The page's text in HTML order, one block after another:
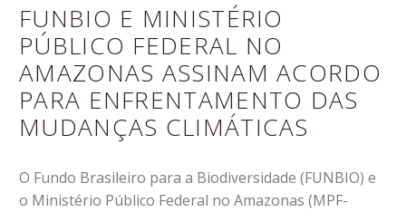
FUNBIO E MINISTÉRIO
PÚBLICO FEDERAL NO
AMAZONAS ASSINAM ACORDO
PARA ENFRENTAMENTO DAS
MUDANÇAS CLIMÁTICAS
O Fundo Brasileiro para a Biodiversidade (FUNBIO) e
o Ministério Público Federal no Amazonas (MPF-